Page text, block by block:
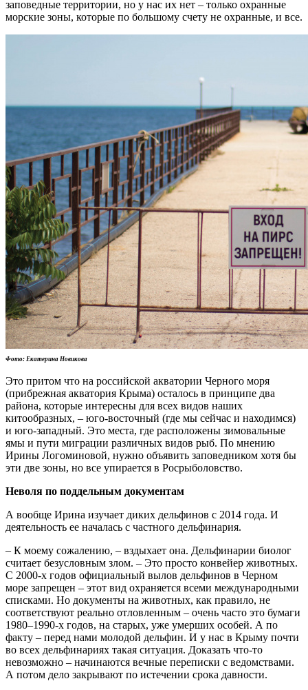
заповедные территории, но у нас их нет – только охранные
морские зоны, которые по большому счету не охранные, и все.
Фото: Екатерина Новикова
Это притом что на российской акватории Черного моря
(прибрежная акватория Крыма) осталось в принципе два
района, которые интересны для всех видов наших
китообразных, – юго-восточный (где мы сейчас и находимся)
и юго-западный. Это места, где расположены зимовальные
ямы и пути миграции различных видов рыб. По мнению
Ирины Логоминовой, нужно объявить заповедником хотя бы
эти две зоны, но все упирается в Росрыболовство.
Неволя по поддельным документам
А вообще Ирина изучает диких дельфинов с 2014 года. И
деятельность ее началась с частного дельфинария.
– К моему сожалению, – вздыхает она. Дельфинарии биолог
считает безусловным злом. – Это просто конвейер животных.
С 2000-х годов официальный вылов дельфинов в Черном
море запрещен – этот вид охраняется всеми международными
списками. Но документы на животных, как правило, не
соответствуют реально отловленным – очень часто это бумаги
1980–1990-х годов, на старых, уже умерших особей. А по
факту – перед нами молодой дельфин. И у нас в Крыму почти
во всех дельфинариях такая ситуация. Доказать что-то
невозможно – начинаются вечные переписки с ведомствами.
А потом дело закрывают по истечении срока давности.